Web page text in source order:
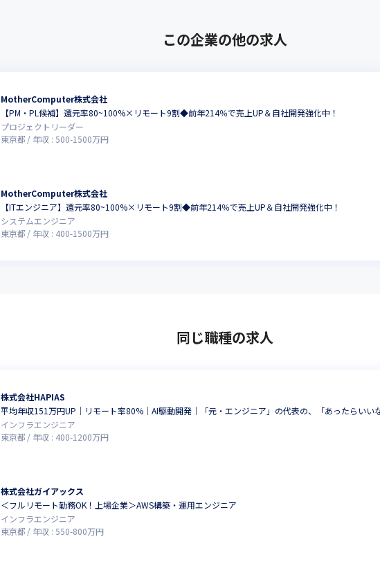
この企業の他の求人
MotherComputer株式会社
【PM・PL候補】還元率80~100%×リモート9割◆前年214％で売上UP＆自社開発強化中！
プロジェクトリーダー
東京都
年収 : 500-1500万円
MotherComputer株式会社
【ITエンジニア】還元率80~100%×リモート9割◆前年214％で売上UP＆自社開発強化中！
システムエンジニア
東京都
年収 : 400-1500万円
同じ職種の求人
株式会社HAPIAS
平均年収151万円UP｜リモート率80%｜AI駆動開発｜「元・エンジニア」の代表の、「あったらいい
インフラエンジニア
東京都
年収 : 400-1200万円
株式会社ガイアックス
＜フルリモート勤務OK！上場企業＞AWS構築・運用エンジニア
インフラエンジニア
東京都
年収 : 550-800万円